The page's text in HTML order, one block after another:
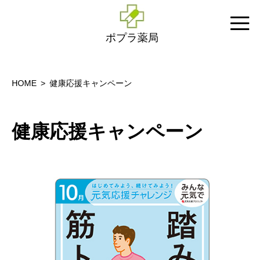
ポプラ薬局
HOME 健康応援キャンペーン
健康応援キャンペーン